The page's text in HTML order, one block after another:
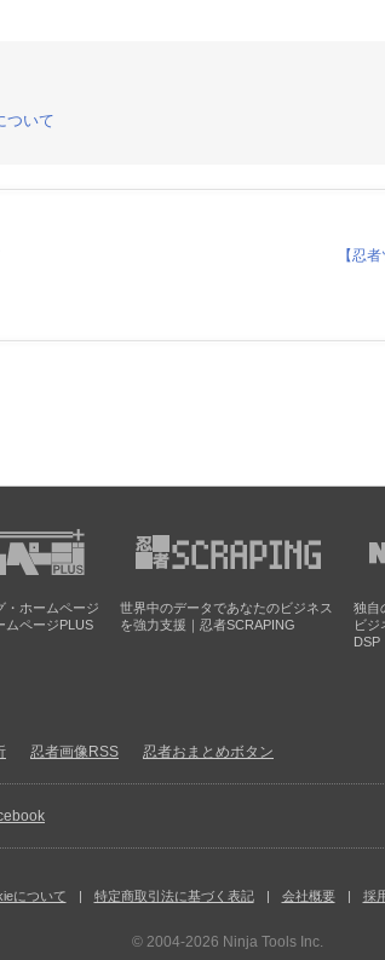
ついて
【忍
・ホームページ
ムページPLUS
世界中のデータであなたのビジネス
を強力支援｜忍者SCRAPING
独自
ビジ
DSP
忍者画像RSS 忍者おまとめボタン
について 特定商取引法に基づく表記 会社概要 採
© 2004-2026 Ninja Tools Inc.